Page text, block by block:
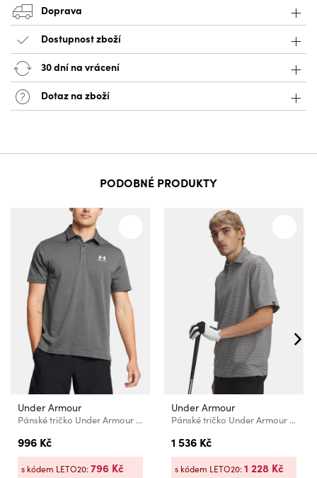
Doprava
Dostupnost zboží
30 dní na vrácení
Dotaz na zboží
PODOBNÉ PRODUKTY
Under Armour
Pánské tričko Under Armour UA Icon Polo
996 Kč
s kódem LETO20:796 Kč
Under Armour
Pánské tričko Under Armour UA Plyoff 3.0 Stripe Polo LB
1 536 Kč
s kódem LETO20:1 228 Kč